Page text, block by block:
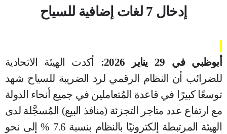
إدخال 7 لغات إضافية للسياح
أبوظبي في 29 يناير 2026:
أكدت الهيئة الاتحادية
للضرائب أن النظام الرقمي لرد الضريبة للسياح شهد
توسعًا كبيرًا في قاعدة المُتعاملين في جميع أنحاء الدولة
مع ارتفاع عدد متاجر التجزئة (منافذ البيع) المُسجَّلة لدى
الهيئة المرتبطة إلكترونيًا بالنظام بنسبة 7.6 % إلى نحو